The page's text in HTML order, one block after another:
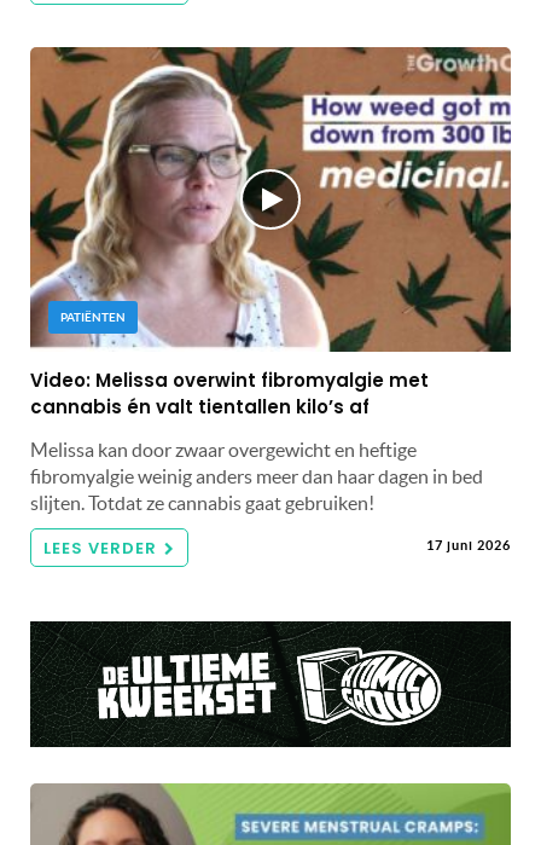
PATIËNTEN
Video: Melissa overwint fibromyalgie met
cannabis én valt tientallen kilo’s af
Melissa kan door zwaar overgewicht en heftige
fibromyalgie weinig anders meer dan haar dagen in bed
slijten. Totdat ze cannabis gaat gebruiken!
LEES VERDER 17 juni 2026